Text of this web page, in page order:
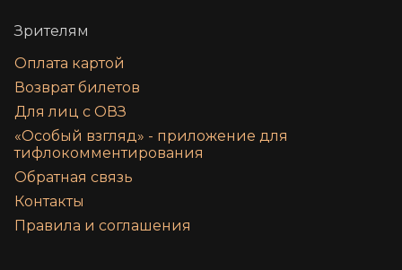
Зрителям
Оплата картой
Возврат билетов
Для лиц с ОВЗ
«‎Особый взгляд» - приложение для
тифлокомментирования
Обратная связь
Контакты
Правила и соглашения